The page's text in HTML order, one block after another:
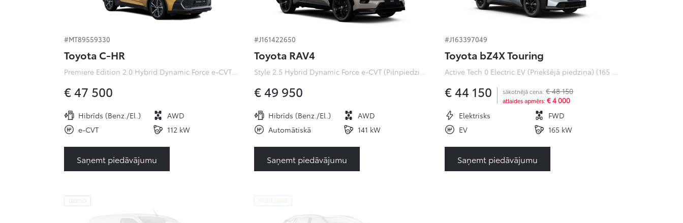
#MT89559330
Toyota C-HR
Premiere Edition 2.0 Hybrid Dynamic Force e-CVT (Pilnpiedziņa) (112 kW)
€ 47 500
Hibrīds (Benz./El.)
AWD
e-CVT
112 kW
Saņemt piedāvājumu
#J161422650
Toyota RAV4
Style 2.5 Hybrid Dynamic Force e-CVT (Pilnpiedziņa) ( kW)
€ 49 950
Hibrīds (Benz./El.)
AWD
Automātiskā
141 kW
Saņemt piedāvājumu
#J163397049
Toyota bZ4X Touring
Active Tech 0 Electric EV (Priekšējā piedziņa) (165 kW)
€ 44 150 sākotnējā cena: € 48 150
atlaides apmērs: € 4 000
Elektrisks
FWD
EV
165 kW
Saņemt piedāvājumu
demo noliktavā